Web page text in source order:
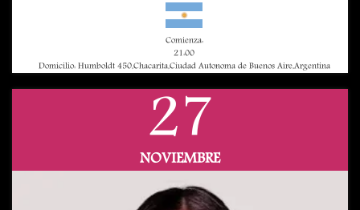
Comienza:
21:00
Domicilio: Humboldt 450,Chacarita,Ciudad Autonoma de Buenos Aire,Argentina
27
NOVIEMBRE